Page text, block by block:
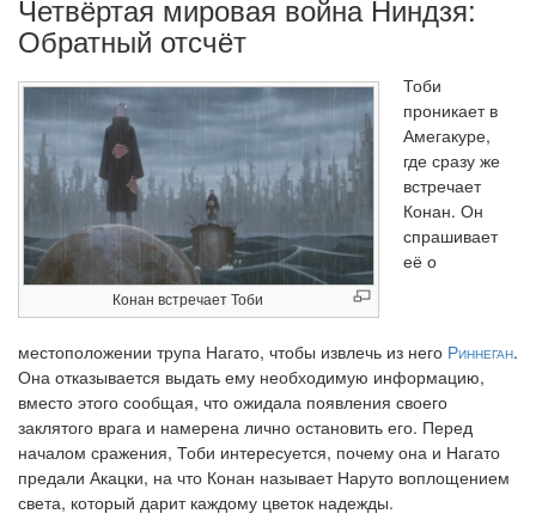
Четвёртая мировая война Ниндзя:
Обратный отсчёт
Конан встречает Тоби
Тоби
проникает в
Амегакуре,
где сразу же
встречает
Конан. Он
спрашивает
её о
местоположении трупа Нагато, чтобы извлечь из него Риннеган.
Она отказывается выдать ему необходимую информацию,
вместо этого сообщая, что ожидала появления своего
заклятого врага и намерена лично остановить его. Перед
началом сражения, Тоби интересуется, почему она и Нагато
предали Акацки, на что Конан называет Наруто воплощением
света, который дарит каждому цветок надежды.